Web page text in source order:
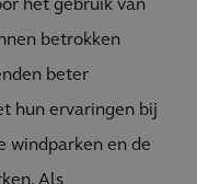
het gebruik van
betrokken
beter
hun ervaringen bij
windparken en de